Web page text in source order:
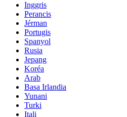
Inggris
Perancis
Jérman
Portugis
Spanyol
Rusia
Jepang
Koréa
Arab
Basa Irlandia
Yunani
Turki
Itali